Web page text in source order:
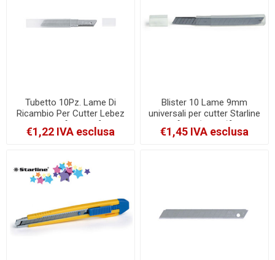
Tubetto 10Pz. Lame Di
Ricambio Per Cutter Lebez
9 Mm [MB-301]
€1,22 IVA esclusa
Blister 10 Lame 9mm
universali per cutter Starline
[STL (SX-9T)]
€1,45 IVA esclusa